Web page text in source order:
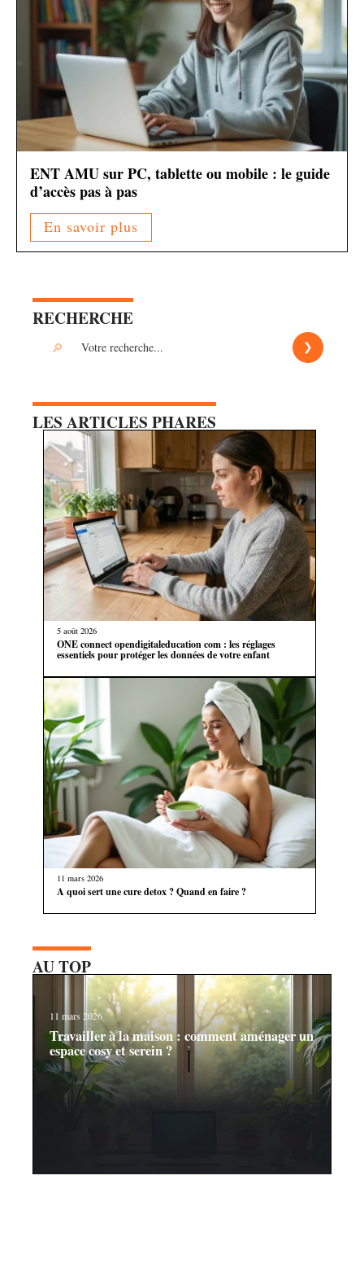
ENT AMU sur PC, tablette ou mobile : le guide
d’accès pas à pas
En savoir plus
RECHERCHE
LES ARTICLES PHARES
5 août 2026
ONE connect opendigitaleducation com : les réglages
essentiels pour protéger les données de votre enfant
11 mars 2026
A quoi sert une cure detox ? Quand en faire ?
AU TOP
11 mars 2026
Travailler à la maison : comment aménager un
espace cosy et serein ?